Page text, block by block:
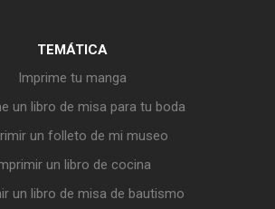
TEMÁTICA
Imprime tu manga
un libro de misa para tu boda
un folleto de mi museo
un libro de cocina
un libro de misa de bautismo